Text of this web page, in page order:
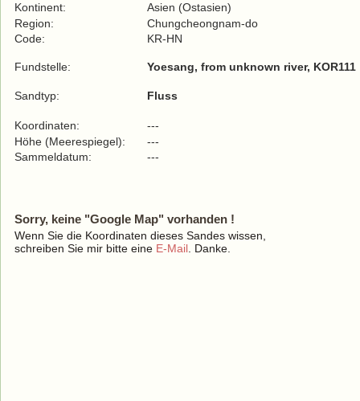
Kontinent:
Asien (Ostasien)
Region:
Chungcheongnam-do
Code:
KR-HN
Fundstelle: Yoesang, from unknown river, KOR111
Sandtyp: Fluss
Koordinaten:
---
Höhe (Meerespiegel):
---
Sammeldatum:
---
Sorry, keine "Google Map" vorhanden !
Wenn Sie die Koordinaten dieses Sandes wissen,
schreiben Sie mir bitte eine E-Mail . Danke.